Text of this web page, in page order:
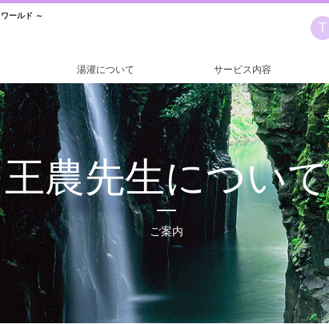
ールド ～
湯灌について サービス内容
T
王農先生について
ご案内